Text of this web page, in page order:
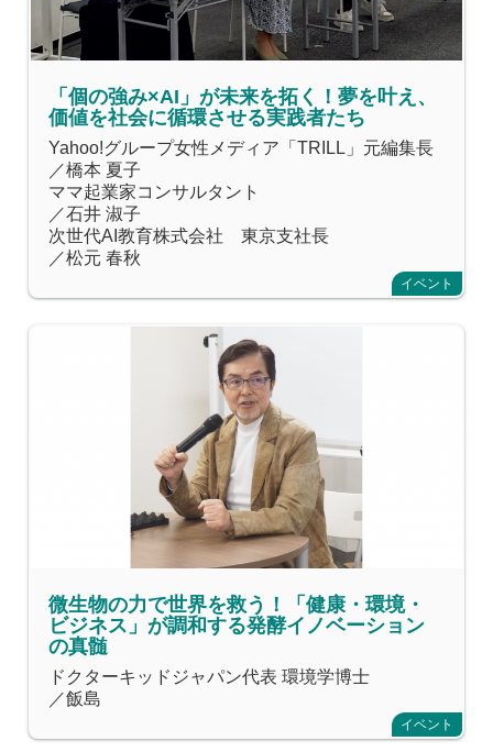
「個の強み×AI」が未来を拓く！夢を叶え、
価値を社会に循環させる実践者たち
Yahoo!グループ女性メディア「TRILL」元編集長
／橋本 夏子
ママ起業家コンサルタント
／石井 淑子
次世代AI教育株式会社 東京支社長
／松元 春秋
イベント
微生物の力で世界を救う！「健康・環境・
ビジネス」が調和する発酵イノベーション
の真髄
ドクターキッドジャパン代表 環境学博士
／飯島
イベント